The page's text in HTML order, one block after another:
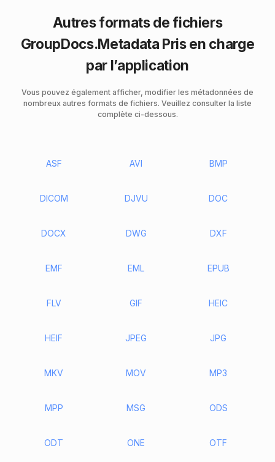
Autres formats de fichiers
GroupDocs.Metadata Pris en charge
par l’application
Vous pouvez également afficher, modifier les métadonnées de
nombreux autres formats de fichiers. Veuillez consulter la liste
complète ci-dessous.
ASF AVI BMP
DICOM DJVU DOC
DOCX DWG DXF
EMF EML EPUB
FLV GIF HEIC
HEIF JPEG JPG
MKV MOV MP3
MPP MSG ODS
ODT ONE OTF